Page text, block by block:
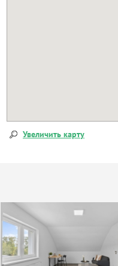
Увеличить карту